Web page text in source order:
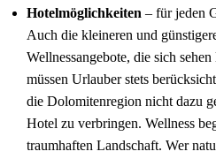
Hotelmöglichkeiten – für jeden
Auch die kleineren und
Wellnessangebote, die sich
müssen Urlauber stets
die Dolomitenregion nicht dazu
Hotel zu verbringen. Wellness
traumhaften Landschaft. Wer